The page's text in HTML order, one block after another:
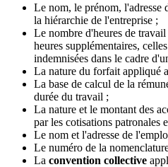
Le nom, le prénom, l'adresse
la hiérarchie de l'entreprise ;
Le nombre d'heures de
heures supplémentaires,
indemnisées dans le cadre
La nature du forfait appliqué
La base de calcul de la
durée du travail ;
La nature et le montant des
par les cotisations patronales
Le nom et l'adresse de
Le numéro de la
La convention collective